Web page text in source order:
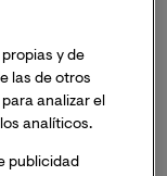
día del
y de
las de otros
analizar el
analíticos.
publicidad